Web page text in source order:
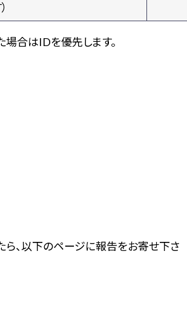
合はIDを優先します。
、以下のページに報告をお寄せ下さ